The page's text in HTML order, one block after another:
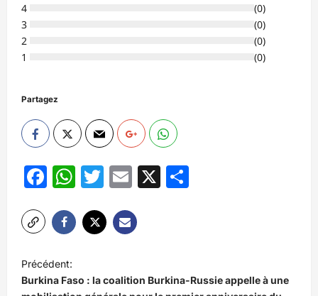
4
(0)
3
(0)
2
(0)
1
(0)
Partagez
Facebook
WhatsApp
Twitter
Email
X
N
a
Précédent:
Burkina Faso : la coalition Burkina-Russie appelle à une